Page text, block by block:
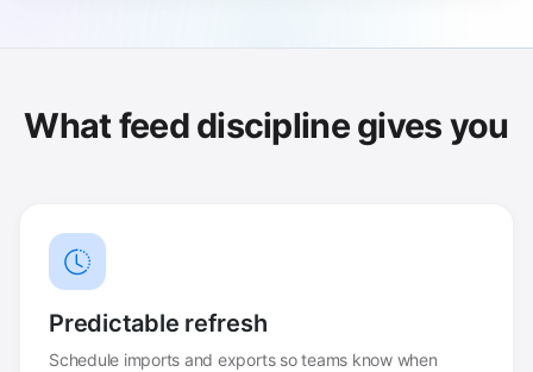
What feed discipline gives you
Predictable refresh
Schedule imports and exports so teams know when